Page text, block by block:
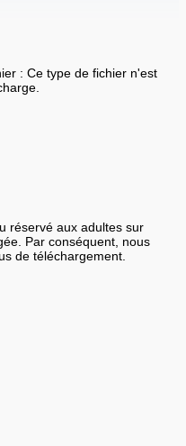
: Ce type de fichier n'est
réservé aux adultes sur
Par conséquent, nous
de téléchargement.